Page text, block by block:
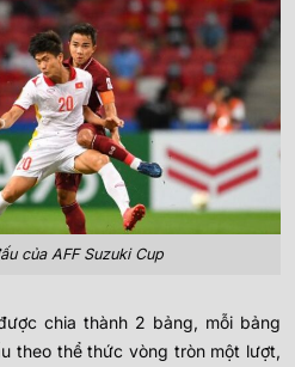
của AFF Suzuki Cup
chia thành 2 bảng, mỗi bảng
theo thể thức vòng tròn một lượt,